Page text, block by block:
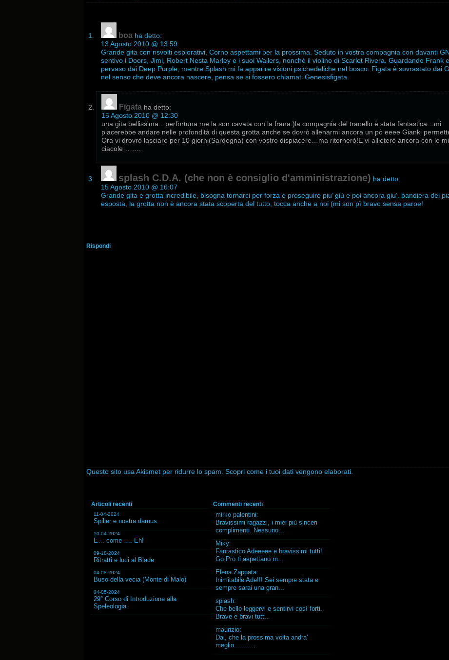
boa ha detto:
13 Agosto 2010 @ 13:59
Grande gita con risvolti esplorativi, Corno aspettami per la prossima. Seduto in vostra compagnia con davanti
sentivo i Doors, Jimi, Robert Nesta Marley e i suoi Wailers, nonchè il violino di Scarlet Rivera. Guardando Frank
pervaso dai Deep Purple, mentre Splash mi fa apparire visioni psichedeliche nel bosco. Figata è sovrastato dai
nel senso che deve ancora nascere, pensa se si fossero chiamati Genesisfigata.
Figata ha detto:
15 Agosto 2010 @ 12:30
una gita bellissima…perfortuna me la son cavata con la frana:)la compagnia del tranello è stata fantastica…mi
piacerebbe andare nelle profondità di questa grotta anche se dovrò allenarmi ancora un pò eeee Gianki
Ora vi drovrò lasciare per 10 giorni(Sardegna) con vostro dispiacere…ma ritornerò!E vi allieterò ancora con le
ciacole………
splash C.D.A. (che non è consiglio d'amministrazione) ha detto:
15 Agosto 2010 @ 16:07
Grande gita e grotta incredibile, bisogna tornarci per forza e proseguire piu’ giù e poi ancora giu’. bandiera dei
esposta, la grotta non è ancora stata scoperta del tutto, tocca anche a noi (mi son pì bravo sensa paroe!
Rispondi
Questo sito usa Akismet per ridurre lo spam. Scopri come i tuoi dati vengono elaborati.
Articoli recenti
11-04-2024
Spiller e nostra damus
10-04-2024
E… come …. Eh!
09-18-2024
Ritratti e luci al Blade
04-08-2024
Buso della vecia (Monte di Malo)
04-05-2024
29° Corso di Introduzione alla
Speleologia
Commenti recenti
mirko palentini:
Bravissimi ragazzi, i miei più sinceri
complimenti. Nessuno...
Miky:
Fantastico Adeeeee e bravissimi tutti!
Go Pro ti aspettano m...
Elena Zappata:
Inimitabile Ade!!! Sei sempre stata e
sempre sarai una gran...
splash:
Che bello leggervi e sentirvi così forti.
Brave e bravi tutt...
maurizio:
Dai, che la prossima volta andra'
meglio...........